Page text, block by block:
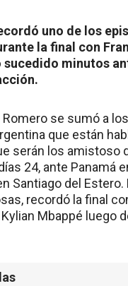
uno de los
la final con
sucedido minutos
Romero se sumó a
que están
serán los amistoso
24, ante Panamá
Santiago del Estero.
recordó la final
Mbappé luego